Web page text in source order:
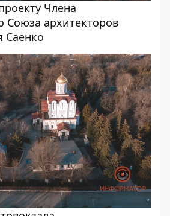
Члена
Союза архитекторов
Саенко